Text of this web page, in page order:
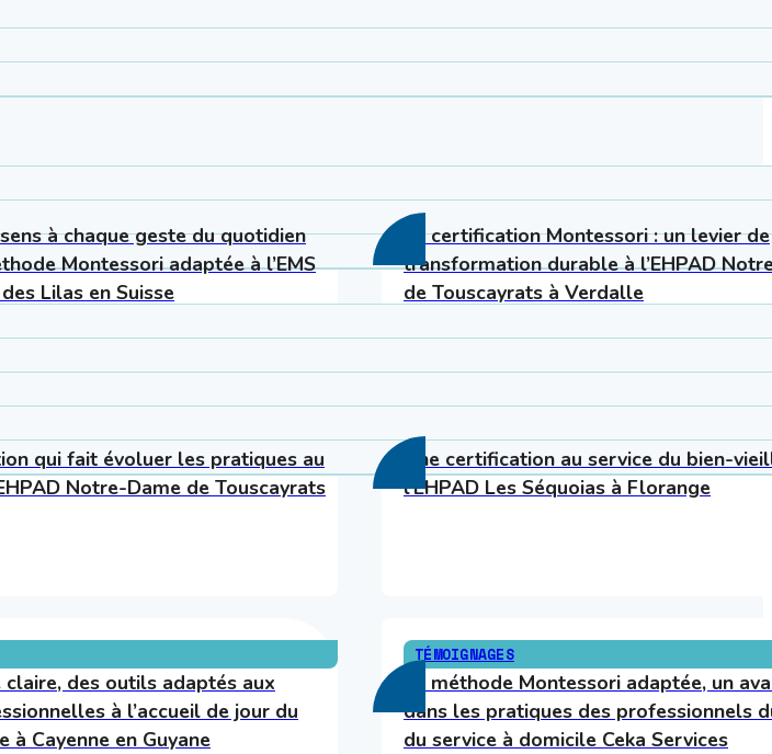
sens à chaque geste du quotidien
Montessori adaptée à l’EMS
Lilas en Suisse
TÉMOIGNAGES
La certification Montessori : un levier de
transformation durable à l’EHPAD
de Touscayrats à Verdalle
qui fait évoluer les pratiques au
Notre-Dame de Touscayrats
Une certification au service du bien-
l’EHPAD Les Séquoias à Florange
claire, des outils adaptés aux
à l’accueil de jour du
à Cayenne en Guyane
TÉMOIGNAGES
La méthode Montessori adaptée, un
dans les pratiques des professionnels
du service à domicile Ceka Services